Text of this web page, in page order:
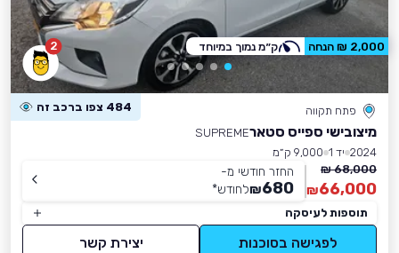
2
פתח תקווה 484 צפו ברכב זה
מיצובישי ספייס סטארSUPREME
2024 יד 1
9,000 ק״מ
68,000 ₪
66,000
₪
החזר חודשי מ-
680
₪לחודש*
תוספות לעיסקה
לפגישה בסוכנות יצירת קשר
2,000 ₪ הנחה ק״מ נמוך במיוחד